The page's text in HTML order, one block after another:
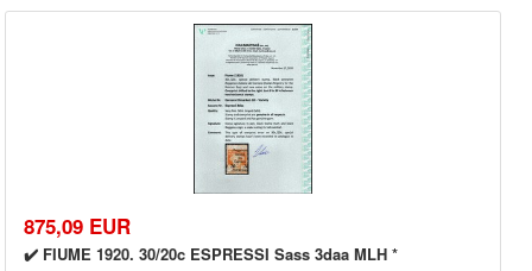
875,09 EUR
✔️ FIUME 1920. 30/20c ESPRESSI Sass 3daa MLH *